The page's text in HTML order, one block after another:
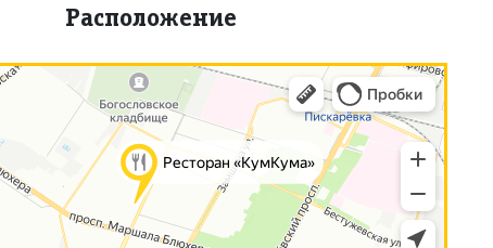
Расположение